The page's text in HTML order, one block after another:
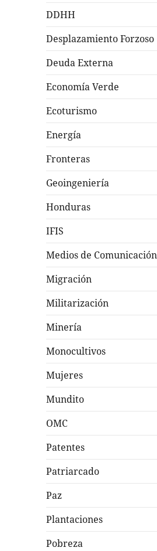
DDHH
Desplazamiento Forzoso
Deuda Externa
Economía Verde
Ecoturismo
Energía
Fronteras
Geoingeniería
Honduras
IFIS
Medios de Comunicación
Migración
Militarización
Minería
Monocultivos
Mujeres
Mundito
OMC
Patentes
Patriarcado
Paz
Plantaciones
Pobreza